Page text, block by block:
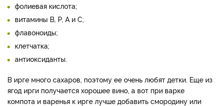
фолиевая кислота;
витамины В, Р, А и С;
флавоноиды;
клетчатка;
антиоксиданты.
В ирге много сахаров, поэтому ее очень любят детки. Еще из
ягод ирги получается хорошее вино, а вот при варке
компота и варенья к ирге лучше добавить смородину или